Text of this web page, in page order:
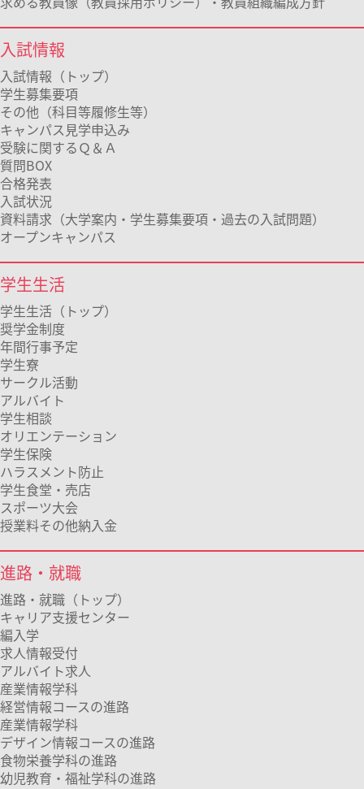
入試情報
入試情報（トップ）
学生募集要項
その他（科目等履修生等）
キャンパス見学申込み
受験に関するＱ＆Ａ
質問BOX
合格発表
入試状況
資料請求（大学案内・学生募集要項・過去の入試問題）
オープンキャンパス
学生生活
学生生活（トップ）
奨学金制度
年間行事予定
学生寮
サークル活動
アルバイト
学生相談
オリエンテーション
学生保険
ハラスメント防止
学生食堂・売店
スポーツ大会
授業料その他納入金
進路・就職
進路・就職（トップ）
キャリア支援センター
編入学
求人情報受付
アルバイト求人
産業情報学科
経営情報コースの進路
産業情報学科
デザイン情報コースの進路
食物栄養学科の進路
幼児教育・福祉学科の進路